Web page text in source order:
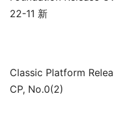
22-11 新
Classic Platform
CP, No.0(2)